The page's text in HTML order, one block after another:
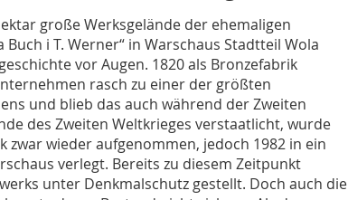
große Werksgelände der ehemaligen
i T. Werner“ in Warschaus Stadtteil Wola
vor Augen. 1820 als Bronzefabrik
rasch zu einer der größten
und blieb das auch während der Zweiten
des Zweiten Weltkrieges verstaatlicht, wurde
wieder aufgenommen, jedoch 1982 in ein
verlegt. Bereits zu diesem Zeitpunkt
unter Denkmalschutz gestellt. Doch auch die